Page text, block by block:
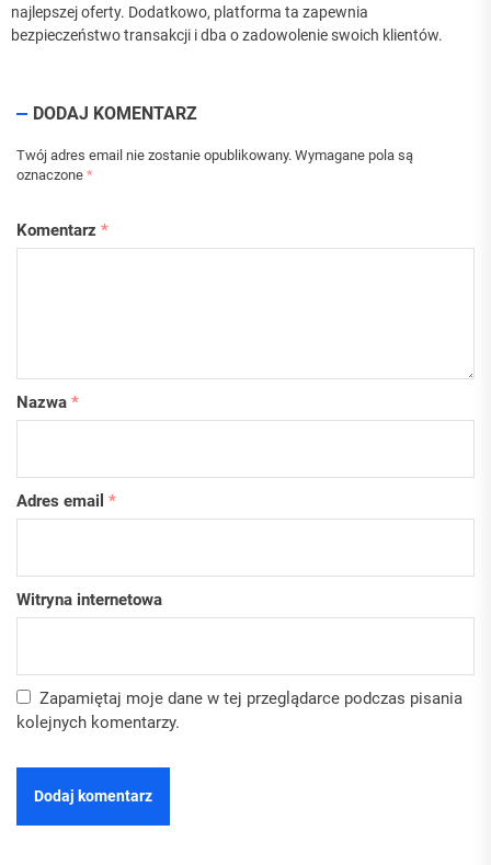
najlepszej oferty. Dodatkowo, platforma ta zapewnia
bezpieczeństwo transakcji i dba o zadowolenie swoich klientów.
DODAJ KOMENTARZ
Twój adres email nie zostanie opublikowany. Wymagane pola są
oznaczone *
Komentarz *
Nazwa *
Adres email *
Witryna internetowa
Zapamiętaj moje dane w tej przeglądarce podczas pisania
kolejnych komentarzy.